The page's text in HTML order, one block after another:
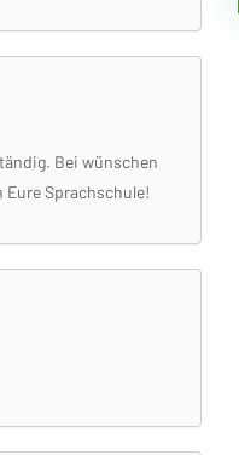
Bei wünschen
Eure Sprachschule!